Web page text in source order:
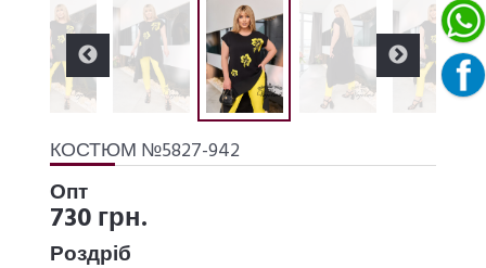
КОСТЮМ №5827-942
Опт
730 грн.
Роздріб